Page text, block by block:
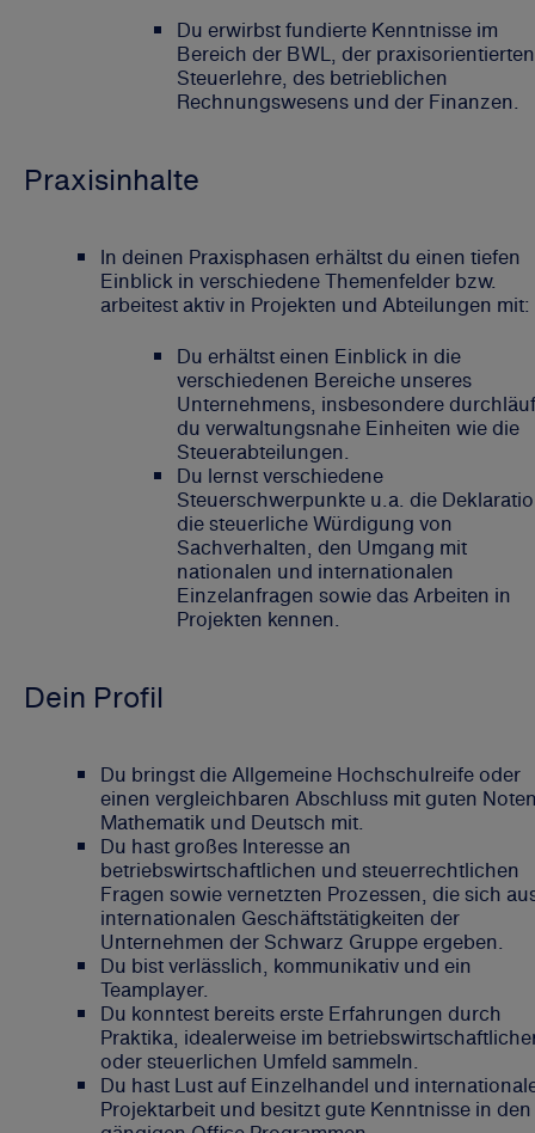
Du erwirbst fundierte Kenntnisse im
Bereich der BWL, der praxisorientierten
Steuerlehre, des betrieblichen
Rechnungswesens und der Finanzen.
Praxisinhalte
In deinen Praxisphasen erhältst du einen tiefen
Einblick in verschiedene Themenfelder bzw.
arbeitest aktiv in Projekten und Abteilungen mit:
Du erhältst einen Einblick in die
verschiedenen Bereiche unseres
Unternehmens, insbesondere
du verwaltungsnahe Einheiten wie die
Steuerabteilungen.
Du lernst verschiedene
Steuerschwerpunkte u.a. die
die steuerliche Würdigung von
Sachverhalten, den Umgang mit
nationalen und internationalen
Einzelanfragen sowie das Arbeiten in
Projekten kennen.
Dein Profil
Du bringst die Allgemeine Hochschulreife oder
einen vergleichbaren Abschluss mit guten
Mathematik und Deutsch mit.
Du hast großes Interesse an
betriebswirtschaftlichen und steuerrechtlichen
Fragen sowie vernetzten Prozessen, die sich
internationalen Geschäftstätigkeiten der
Unternehmen der Schwarz Gruppe ergeben.
Du bist verlässlich, kommunikativ und ein
Teamplayer.
Du konntest bereits erste Erfahrungen durch
Praktika, idealerweise im
oder steuerlichen Umfeld sammeln.
Du hast Lust auf Einzelhandel und
Projektarbeit und besitzt gute Kenntnisse in den